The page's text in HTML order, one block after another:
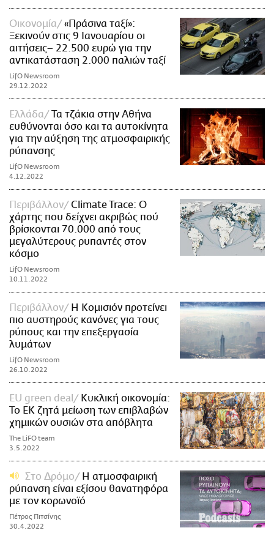
Οικονομία
«Πράσινα ταξί»:
Ξεκινούν στις 9 Ιανουαρίου οι
αιτήσεις– 22.500 ευρώ για την
αντικατάσταση 2.000 παλιών ταξί
LifO Newsroom
29.12.2022
Ελλάδα
Τα τζάκια στην Αθήνα
ευθύνονται όσο και τα αυτοκίνητα
για την αύξηση της ατμοσφαιρικής
ρύπανσης
LifO Newsroom
4.12.2022
Περιβάλλον
Climate Trace: Ο
χάρτης που δείχνει ακριβώς πού
βρίσκονται 70.000 από τους
μεγαλύτερους ρυπαντές στον
κόσμο
LifO Newsroom
10.11.2022
Περιβάλλον
Η Κομισιόν προτείνει
πιο αυστηρούς κανόνες για τους
ρύπους και την επεξεργασία
λυμάτων
LifO Newsroom
26.10.2022
EU green deal
Κυκλική οικονομία:
Το ΕΚ ζητά μείωση των επιβλαβών
χημικών ουσιών στα απόβλητα
The LiFO team
3.5.2022
Στο Δρόμο
H ατμοσφαιρική
ρύπανση είναι εξίσου θανατηφόρα
με τον κορωνοϊό
Πέτρος Πιτσίνης
30.4.2022